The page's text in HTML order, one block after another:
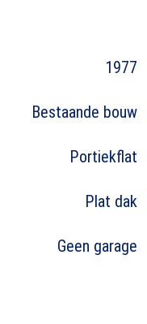
1977
Bestaande bouw
Portiekflat
Plat dak
Geen garage